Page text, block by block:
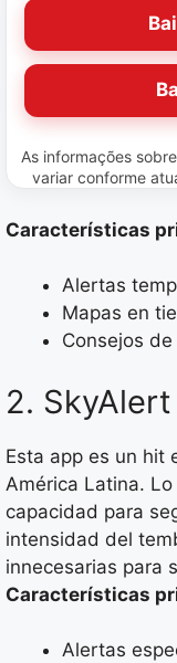
As informações
variar conforme
Características
Alertas
Mapas en
Consejos
2. SkyAlert
Esta app es un hit
América Latina.
capacidad para
intensidad del
innecesarias para
Características
Alertas